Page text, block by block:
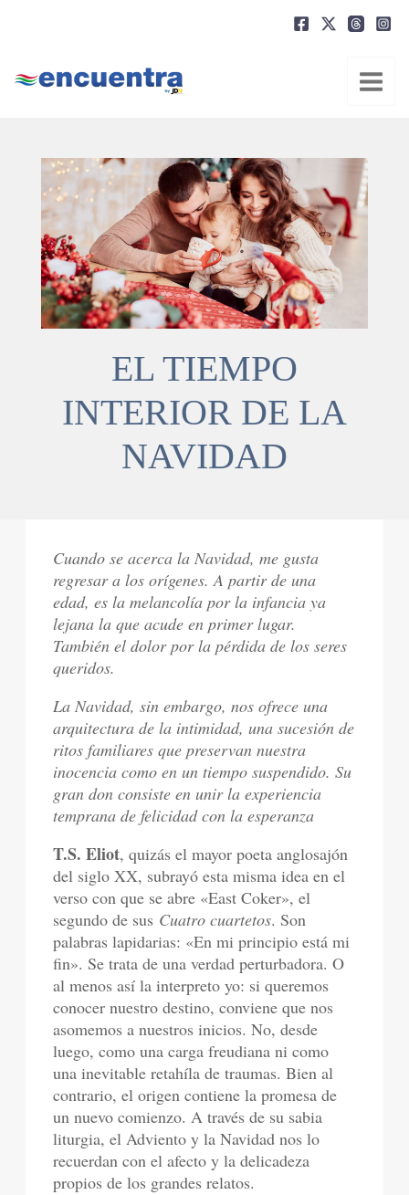
EL TIEMPO
INTERIOR DE LA
NAVIDAD
Cuando se acerca la Navidad, me gusta
regresar a los orígenes. A partir de una
edad, es la melancolía por la infancia ya
lejana la que acude en primer lugar.
También el dolor por la pérdida de los seres
queridos.
La Navidad, sin embargo, nos ofrece una
arquitectura de la intimidad, una sucesión de
ritos familiares que preservan nuestra
inocencia como en un tiempo suspendido. Su
gran don consiste en unir la experiencia
temprana de felicidad con la esperanza
T.S. Eliot, quizás el mayor poeta anglosajón
del siglo XX, subrayó esta misma idea en el
verso con que se abre «East Coker», el
segundo de sus Cuatro cuartetos. Son
palabras lapidarias: «En mi principio está mi
fin». Se trata de una verdad perturbadora. O
al menos así la interpreto yo: si queremos
conocer nuestro destino, conviene que nos
asomemos a nuestros inicios. No, desde
luego, como una carga freudiana ni como
una inevitable retahíla de traumas. Bien al
contrario, el origen contiene la promesa de
un nuevo comienzo. A través de su sabia
liturgia, el Adviento y la Navidad nos lo
recuerdan con el afecto y la delicadeza
propios de los grandes relatos.